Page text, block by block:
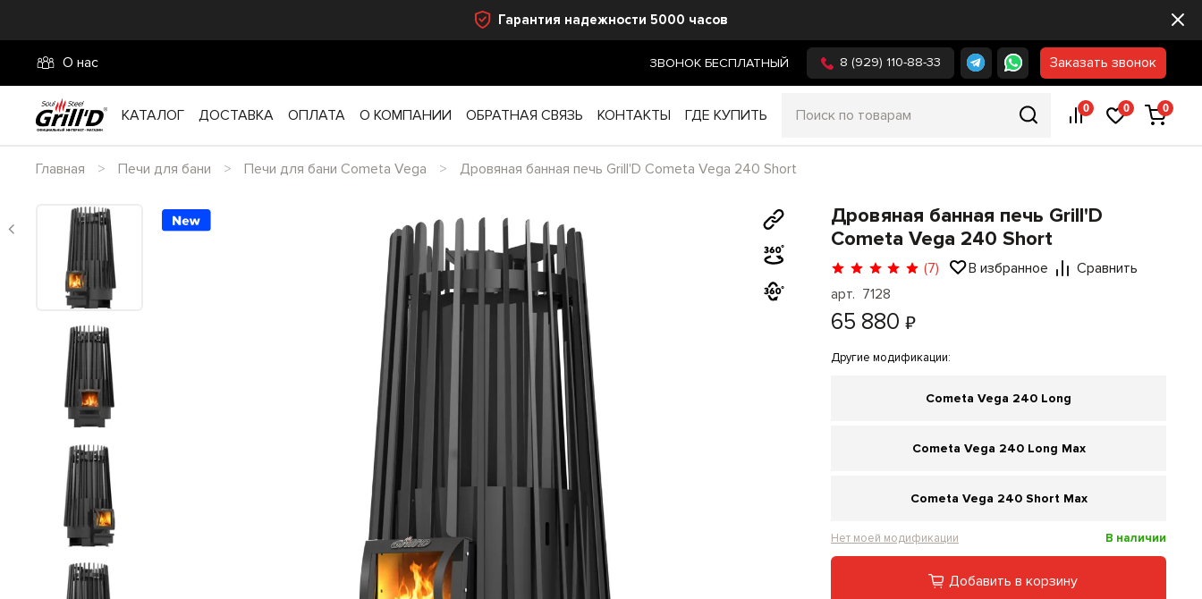
Гарантия надежности 5000 часов
О нас ЗВОНОК БЕСПЛАТНЫЙ 8 (929) 110-88-33 Заказать звонок
КАТАЛОГ ДОСТАВКА ОПЛАТА О КОМПАНИИ ОБРАТНАЯ СВЯЗЬ КОНТАКТЫ ГДЕ КУПИТЬ 0 0 0
Главная Печи для бани Печи для бани Cometa Vega Дровяная банная печь Grill'D Cometa Vega 240 Short
Дровяная банная печь Grill'D
Cometa Vega 240 Short
(7) В избранное
Сравнить
арт. 7128
65 880 ₽
Другие модификации:
Cometa Vega 240 Long
Cometa Vega 240 Long Max
Cometa Vega 240 Short Max
Нет моей модификации В наличии
Добавить в корзину